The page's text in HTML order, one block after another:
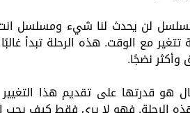
لن يحدث لنا شيء ومسلسل
تتغير مع الوقت. هذه الرحلة تبدأ
نضجًا.
هو قدرتها على تقديم هذا